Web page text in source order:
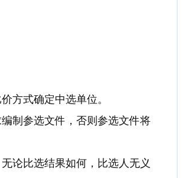
方式确定中选单位。
制参选文件，否则参选文件将
论比选结果如何，比选人无义